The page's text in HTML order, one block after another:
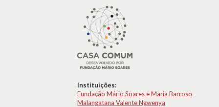
Instituições:
Fundação Mário Soares e Maria Barroso
Malangatana Valente Ngwenya